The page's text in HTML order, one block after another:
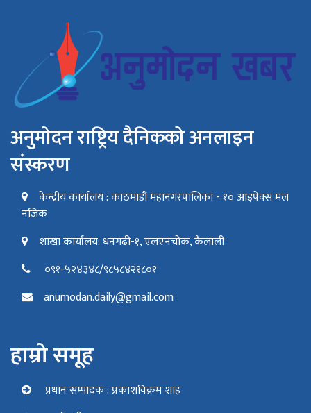
अनुमोदन राष्ट्रिय दैनिकको अनलाइन
संस्करण
केन्द्रीय कार्यालय : काठमाडौं महानगरपालिका - १० आइपेक्स मल
नजिक
शाखा कार्यालय: धनगढी-१, एलएनचोक, कैलाली
०९१-५२४३४८/९८५८४२१८०१
anumodan.daily@gmail.com
हाम्रो समूह
प्रधान सम्पादक : प्रकाशविक्रम शाह